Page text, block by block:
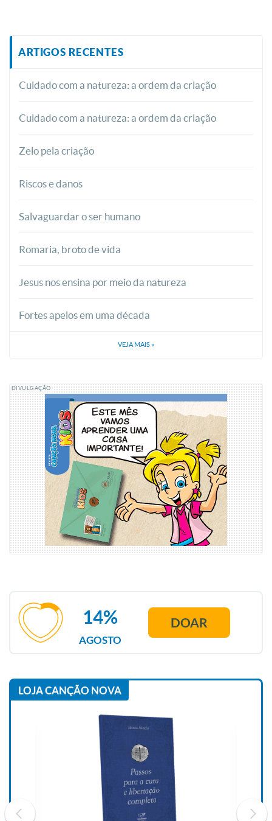
ARTIGOS RECENTES
Cuidado com a natureza: a ordem da criação
Cuidado com a natureza: a ordem da criação
Zelo pela criação
Riscos e danos
Salvaguardar o ser humano
Romaria, broto de vida
Jesus nos ensina por meio da natureza
Fortes apelos em uma década
VEJA MAIS »
DIVULGAÇÃO
AGOSTO
14% DOAR
LOJA CANÇÃO NOVA